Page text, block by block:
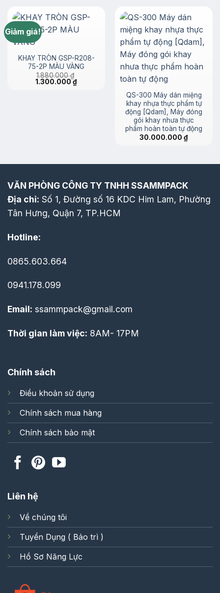
Giảm giá!
KHAY TRÒN GSP-R208-
75-2P MÀU VÀNG
1.880.000₫
Giá
1.300.000₫Giá
QS-300 Máy dán miệng
khay nhựa thực phẩm tự
động [Qdam], Máy đóng
gói khay nhưa thực
phẩm hoàn toàn tự động
30.000.000 ₫
VĂN PHÒNG CÔNG TY TNHH SSAMMPACK
Địa chỉ: Số 1, Đường số 16 KDC Him Lam, Phường
Tân Hưng, Quận 7, TP.HCM
Hotline:
0865.603.664
0941.178.099
Email: ssammpack@gmail.com
Thời gian làm việc: 8AM- 17PM
Chính sách
Điều khoản sử dụng
Chính sách mua hàng
Chính sách bảo mật
Liên hệ
Về chúng tôi
Tuyển Dụng ( Bảo trì )
Hồ Sơ Năng Lực